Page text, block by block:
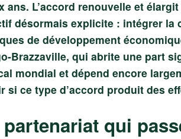
ans. L’accord renouvelle et
désormais explicite : intégrer la
de développement
Brazzaville, qui abrite une part
mondial et dépend encore
si ce type d’accord produit des
qui